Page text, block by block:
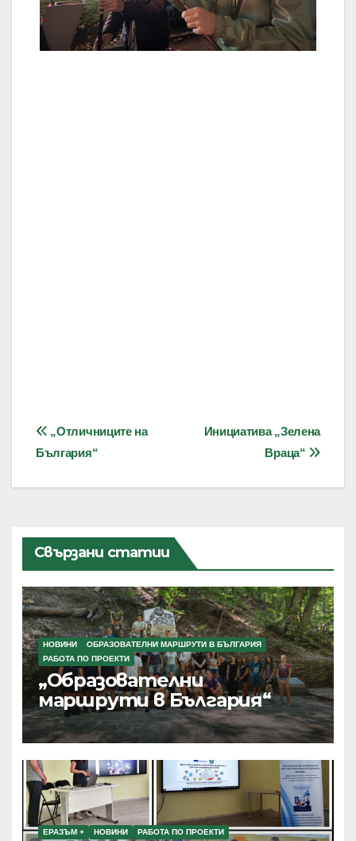
Навигация
Инициатива „Зелена
Враца“
„Отличниците на
България“
Свързани статии
НОВИНИ
ОБРАЗОВАТЕЛНИ МАРШРУТИ В БЪЛГАРИЯ
РАБОТА ПО ПРОЕКТИ
„Образователни
маршрути в България“
ЕРАЗЪМ + НОВИНИ РАБОТА ПО ПРОЕКТИ